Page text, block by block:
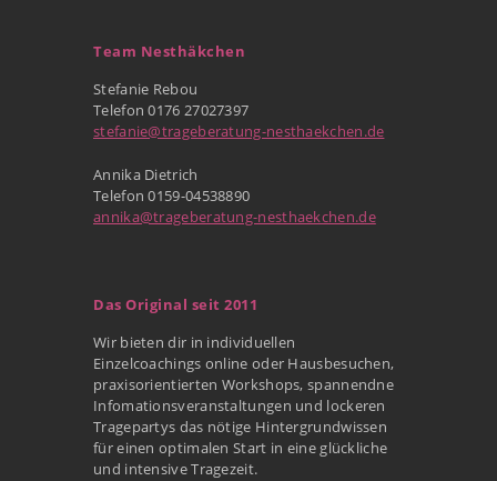
Team Nesthäkchen
Stefanie Rebou
Telefon 0176 27027397
stefanie@trageberatung-nesthaekchen.de
Annika Dietrich
Telefon 0159-04538890
annika@trageberatung-nesthaekchen.de
Das Original seit 2011
Wir bieten dir in individuellen
Einzelcoachings online oder Hausbesuchen,
praxisorientierten Workshops, spannendne
Infomationsveranstaltungen und lockeren
Tragepartys das nötige Hintergrundwissen
für einen optimalen Start in eine glückliche
und intensive Tragezeit.